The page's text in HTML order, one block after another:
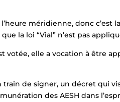
méridienne, donc
la loi “Vial” n’est pas
elle a vocation à être
de signer, un décret qui
des AESH dans